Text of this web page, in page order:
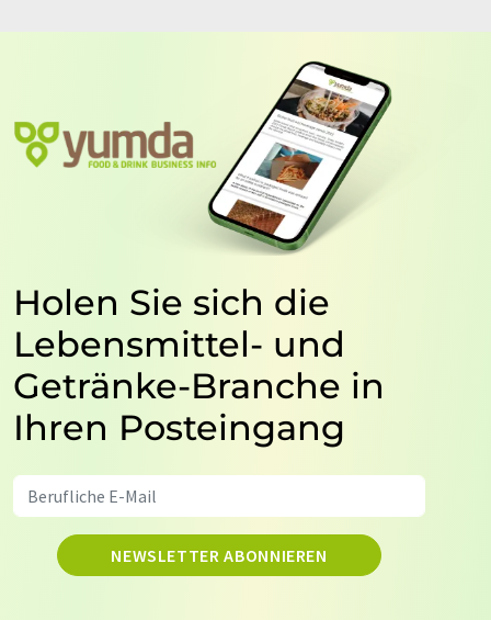
Holen Sie sich die
Lebensmittel- und
Getränke-Branche in
Ihren Posteingang
NEWSLETTER ABONNIEREN